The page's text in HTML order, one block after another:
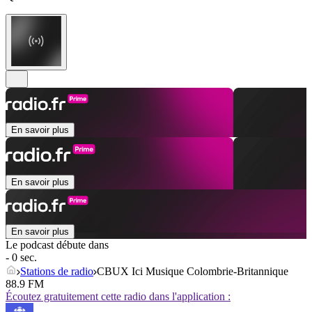
En savoir plus
En savoir plus
En savoir plus
Le podcast débute dans
- 0 sec.
Stations de radio CBUX Ici Musique Colombrie-Britannique
88.9 FM
Écoutez gratuitement cette radio dans l'application :